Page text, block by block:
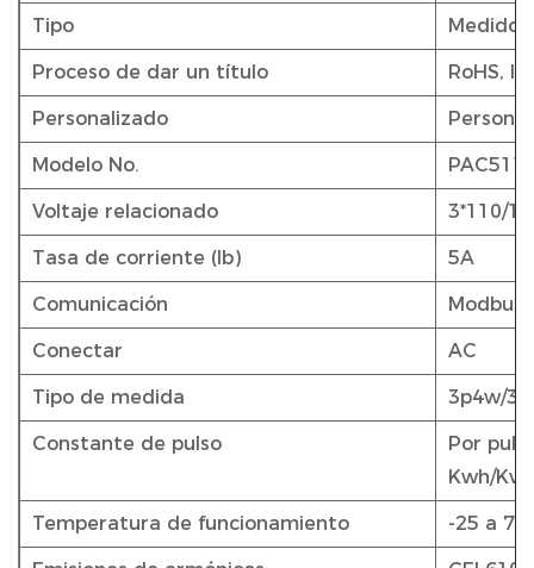
Tipo
Proceso de dar un título RoHS,
Personalizado
Modelo No.
Voltaje relacionado 3*110/
Tasa de corriente (Ib) 5A
Comunicación Modbus
Conectar AC
Tipo de medida 3p4w/
Constante de pulso
Por
Kwh/
Temperatura de funcionamiento -25 a